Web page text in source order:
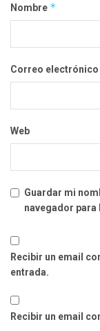
Nombre *
Correo electrónico
Web
Guardar mi
navegador para
Recibir un email
entrada.
Recibir un email